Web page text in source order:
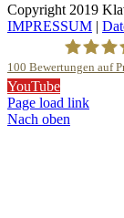
Copyright 2019
IMPRESSUM |
100 Bewertungen auf
YouTube
Page load link
Nach oben